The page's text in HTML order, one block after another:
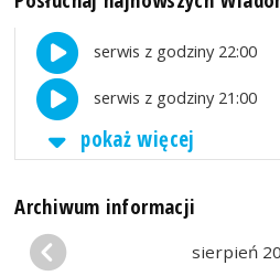
serwis z godziny 22:00
serwis z godziny 21:00
pokaż więcej
Archiwum informacji
sierpień